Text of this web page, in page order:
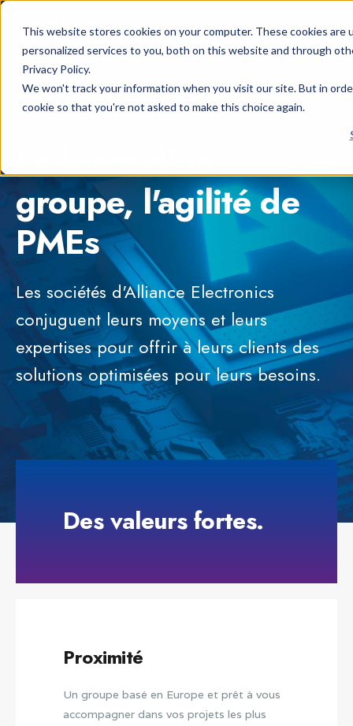
This website stores cookies on your computer. These cookies
personalized services to you, both on this website and through
Privacy Policy.
We won't track your information when you visit our site. But in
cookie so that you're not asked to make this choice again.
EN | FR
La force d'un
groupe, l'agilité de
PMEs
Les sociétés d'Alliance Electronics
conjuguent leurs moyens et leurs
expertises pour offrir à leurs clients des
solutions optimisées pour leurs besoins.
Des valeurs fortes.
Proximité
Un groupe basé en Europe et prêt à vous
accompagner dans vos projets les plus